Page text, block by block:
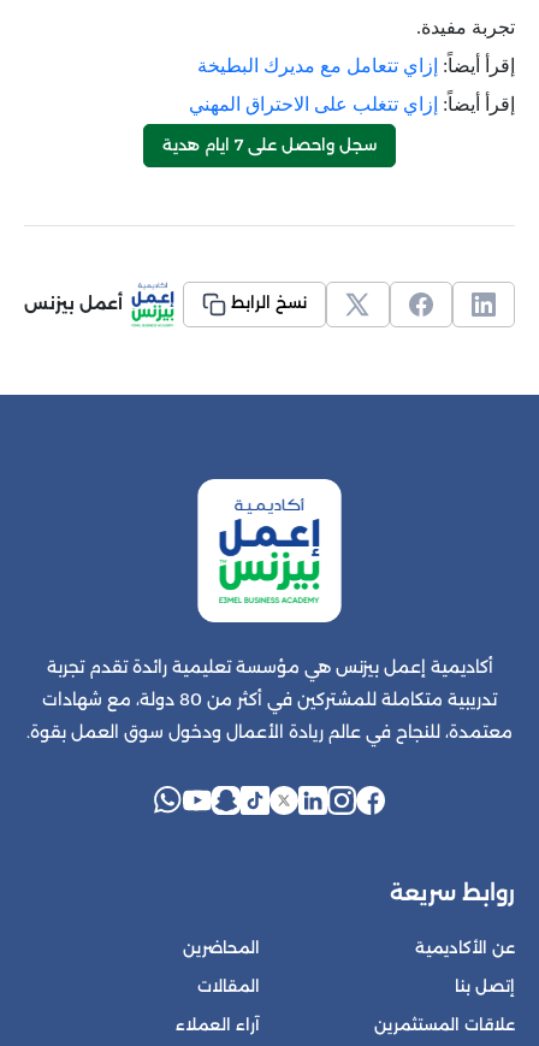
تجربة مفيدة.
إقرأ أيضاً: إزاي تتعامل مع مديرك البطيخة
إقرأ أيضاً: إزاي تتغلب على الاحتراق المهني
سجل واحصل على 7 ايام هدية
نسخ الرابط أعمل بيزنس
أكاديمية إعمل بيزنس هي مؤسسة تعليمية رائدة تقدم تجربة
تدريبية متكاملة للمشتركين في أكثر من 80 دولة، مع شهادات
معتمدة، للنجاح في عالم ريادة الأعمال ودخول سوق العمل بقوة.
روابط سريعة
عن الأكاديمية
إتصل بنا
علاقات المستثمرين
المحاضرين
المقالات
آراء العملاء